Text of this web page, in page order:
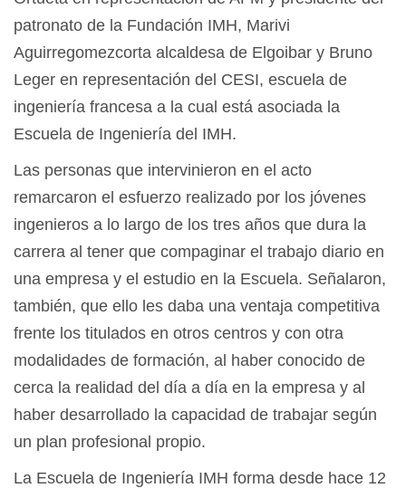
patronato de la Fundación IMH, Marivi
Aguirregomezcorta alcaldesa de Elgoibar y Bruno
Leger en representación del CESI, escuela de
ingeniería francesa a la cual está asociada la
Escuela de Ingeniería del IMH.
Las personas que intervinieron en el acto
remarcaron el esfuerzo realizado por los jóvenes
ingenieros a lo largo de los tres años que dura la
carrera al tener que compaginar el trabajo diario en
una empresa y el estudio en la Escuela. Señalaron,
también, que ello les daba una ventaja competitiva
frente los titulados en otros centros y con otra
modalidades de formación, al haber conocido de
cerca la realidad del día a día en la empresa y al
haber desarrollado la capacidad de trabajar según
un plan profesional propio.
La Escuela de Ingeniería IMH forma desde hace 12